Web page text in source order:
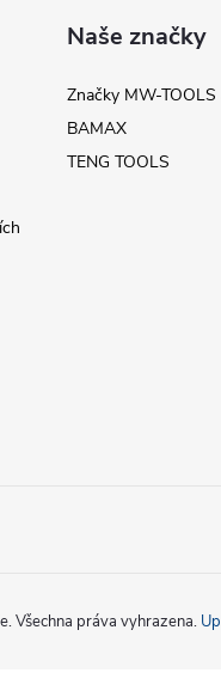
Naše značky
Značky MW-TOOLS
BAMAX
TENG TOOLS
. Všechna práva vyhrazena.